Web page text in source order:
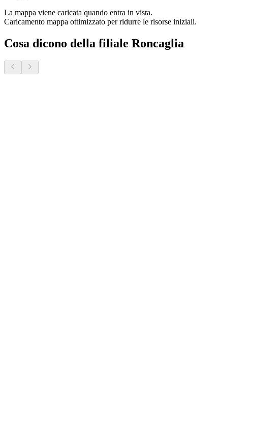
La mappa viene caricata quando entra in vista.
Caricamento mappa ottimizzato per ridurre le risorse iniziali.
Cosa dicono della filiale Roncaglia